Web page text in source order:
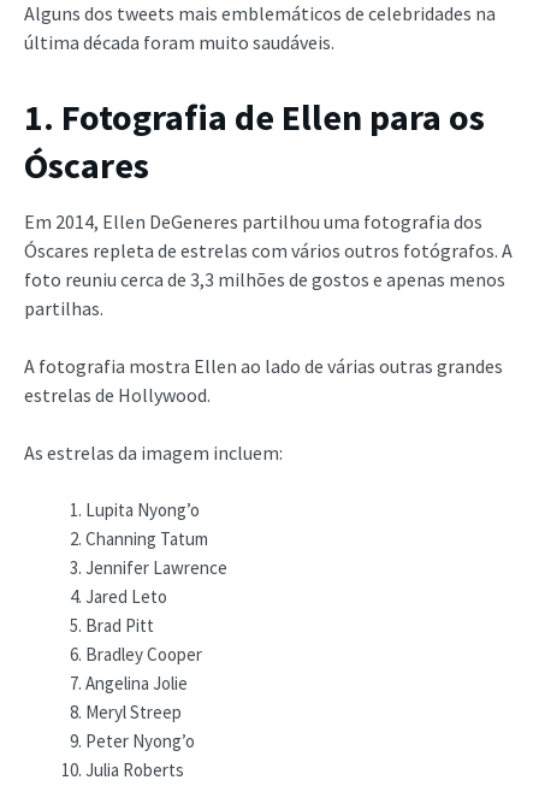
Alguns dos tweets mais emblemáticos de celebridades na
última década foram muito saudáveis.
1. Fotografia de Ellen para os
Óscares
Em 2014, Ellen DeGeneres partilhou uma fotografia dos
Óscares repleta de estrelas com vários outros fotógrafos. A
foto reuniu cerca de 3,3 milhões de gostos e apenas menos
partilhas.
A fotografia mostra Ellen ao lado de várias outras grandes
estrelas de Hollywood.
As estrelas da imagem incluem:
Lupita Nyong’o
Channing Tatum
Jennifer Lawrence
Jared Leto
Brad Pitt
Bradley Cooper
Angelina Jolie
Meryl Streep
Peter Nyong’o
Julia Roberts